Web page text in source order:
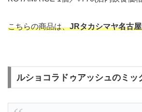
こちらの商品は、JRタカシマヤ名古
ルショコラドゥアッシュのミッ